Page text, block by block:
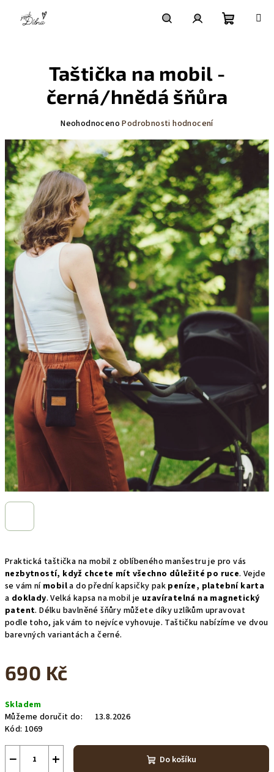
Praktická taštička na mobil z oblíbeného manšestru je pro vás
nezbytností, když chcete mít všechno důležité po ruce. Vejde
se vám ní mobila do přední kapsičky pak peníze, platební karta
a doklady. Velká kapsa na mobil je uzavíratelná na magnetický
patent. Délku bavlněné šňůry můžete díky uzlíkům upravovat
podle toho, jak vám to nejvíce vyhovuje. Taštičku nabízíme ve dvou
barevných variantách a černé.
690 Kč
cena:
Skladem
Můžeme doručit do:
13.8.2026
Kód: 1069
+
− Do košíku
Taštička na mobil -
černá/hnědá šňůra
produktu
je
0,0
z
5
hvězdiček.
Neohodnoceno Podrobnosti hodnocení